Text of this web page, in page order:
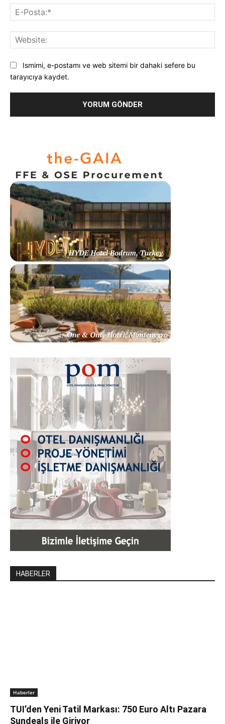
Ismimi, e-postamı ve web sitemi bir dahaki sefere bu
tarayıcıya kaydet.
HABERLER
Haberler
TUI’den Yeni Tatil Markası: 750 Euro Altı Pazara
Sundeals ile Giriyor